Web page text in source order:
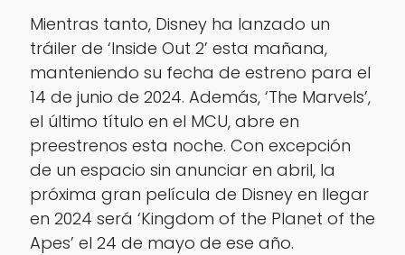
Mientras tanto, Disney ha lanzado un
tráiler de ‘Inside Out 2’ esta mañana,
manteniendo su fecha de estreno para el
14 de junio de 2024. Además, ‘The Marvels’,
el último título en el MCU, abre en
preestrenos esta noche. Con excepción
de un espacio sin anunciar en abril, la
próxima gran película de Disney en llegar
en 2024 será ‘Kingdom of the Planet of the
Apes’ el 24 de mayo de ese año.